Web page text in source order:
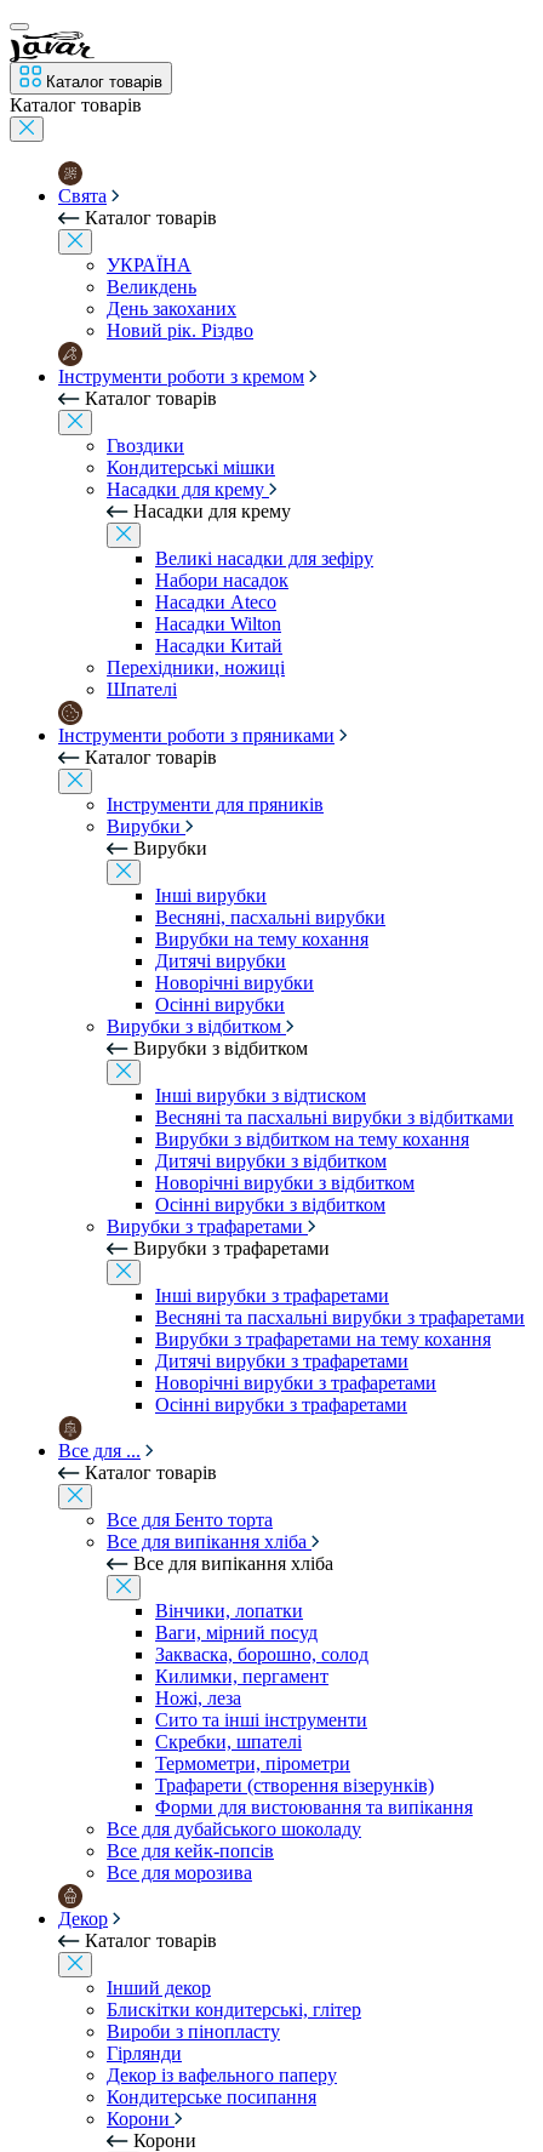
Каталог товарів
Каталог товарів
Свята
Каталог товарів
УКРАЇНА
Великдень
День закоханих
Новий рік. Різдво
Інструменти роботи з кремом
Каталог товарів
Гвоздики
Кондитерські мішки
Насадки для крему
Насадки для крему
Великі насадки для зефіру
Набори насадок
Насадки Ateco
Насадки Wilton
Насадки Китай
Перехідники, ножиці
Шпателі
Інструменти роботи з пряниками
Каталог товарів
Інструменти для пряників
Вирубки
Вирубки
Інші вирубки
Весняні, пасхальні вирубки
Вирубки на тему кохання
Дитячі вирубки
Новорічні вирубки
Осінні вирубки
Вирубки з відбитком
Вирубки з відбитком
Інші вирубки з відтиском
Весняні та пасхальні вирубки з відбитками
Вирубки з відбитком на тему кохання
Дитячі вирубки з відбитком
Новорічні вирубки з відбитком
Осінні вирубки з відбитком
Вирубки з трафаретами
Вирубки з трафаретами
Інші вирубки з трафаретами
Весняні та пасхальні вирубки з трафаретами
Вирубки з трафаретами на тему кохання
Дитячі вирубки з трафаретами
Новорічні вирубки з трафаретами
Осінні вирубки з трафаретами
Все для ...
Каталог товарів
Все для Бенто торта
Все для випікання хліба
Все для випікання хліба
Вінчики, лопатки
Ваги, мірний посуд
Закваска, борошно, солод
Килимки, пергамент
Ножі, леза
Сито та інші інструменти
Скребки, шпателі
Термометри, пірометри
Трафарети (створення візерунків)
Форми для вистоювання та випікання
Все для дубайського шоколаду
Все для кейк-попсів
Все для морозива
Декор
Каталог товарів
Інший декор
Блискітки кондитерські, глітер
Вироби з пінопласту
Гірлянди
Декор із вафельного паперу
Кондитерське посипання
Корони
Корони